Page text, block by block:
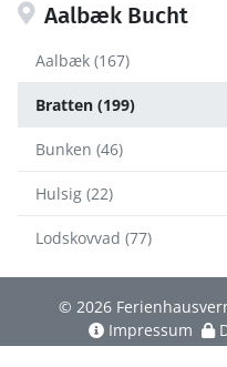
Aalbæk Bucht
Aalbæk (167)
Bratten (199)
Bunken (46)
Hulsig (22)
Lodskovvad (77)
© 2026
Impressum